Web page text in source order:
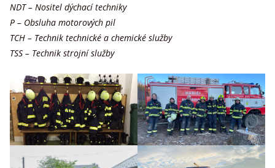
NDT – Nositel dýchací techniky
P – Obsluha motorových pil
TCH – Technik technické a chemické služby
TSS – Technik strojní služby